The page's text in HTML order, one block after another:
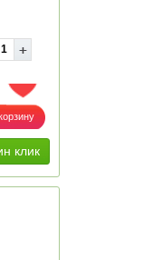
ДОБАВИТЬ В ИЗБРАННОЕ